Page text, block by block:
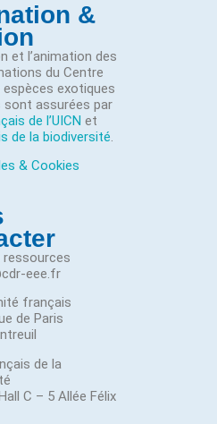
&
et l’animation des
du Centre
exotiques
sont assurées par
de l’UICN et
de la biodiversité.
& Cookies
ressources
eee.fr
français
de Paris
de la
C – 5 Allée Félix